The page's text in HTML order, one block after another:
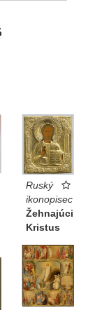
Ruský
ikonopisec
Žehnajúci
Kristus